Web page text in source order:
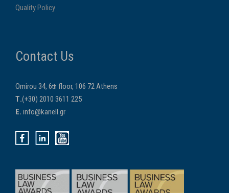
Quality Policy
Contact Us
Omirou 34, 6th floor, 106 72 Athens
Τ.(+30) 2010 3611 225
E. info@kanell.gr